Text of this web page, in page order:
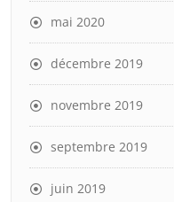
mai 2020
décembre 2019
novembre 2019
septembre 2019
juin 2019